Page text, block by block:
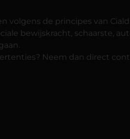
volgens de principes van
bewijskracht, schaarste,
Neem dan direct